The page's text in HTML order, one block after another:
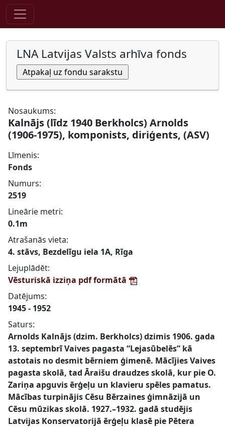
Pāriet uz saturu
LNA Latvijas Valsts arhīva fonds
Nosaukums:
Kalnājs (līdz 1940 Berkholcs) Arnolds
(1906-1975), komponists, diriģents, (ASV)
Līmenis:
Fonds
Numurs:
2519
Lineārie metri:
0.1m
Atrašanās vieta:
4. stāvs, Bezdelīgu iela 1A, Rīga
Lejuplādēt:
Vēsturiskā izziņa pdf formātā
Datējums:
1945 - 1952
Saturs:
Arnolds Kalnājs (dzim. Berkholcs) dzimis 1906. gada
13. septembrī Vaives pagasta “Lejasūbelēs” kā
astotais no desmit bērniem ģimenē. Mācījies Vaives
pagasta skolā, tad Āraišu draudzes skolā, kur pie O.
Zariņa apguvis ērģeļu un klavieru spēles pamatus.
Mācības turpinājis Cēsu Bērzaines ģimnāzijā un
Cēsu mūzikas skolā. 1927.–1932. gadā studējis
Latvijas Konservatorijā ērģeļu klasē pie Pētera